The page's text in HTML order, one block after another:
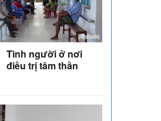
Tình người ở nơi
điều trị tâm thần